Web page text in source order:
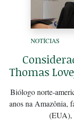
NOTÍCIAS
Thomas
Biólogo norte-
anos na Amazônia,
(EUA),